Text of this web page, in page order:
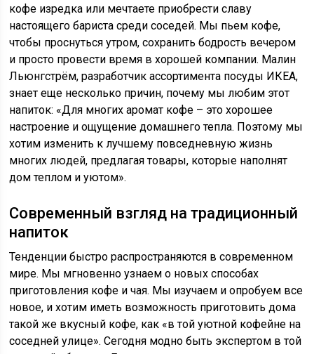
кофе изредка или мечтаете приобрести славу
настоящего бариста среди соседей. Мы пьем кофе,
чтобы проснуться утром, сохранить бодрость вечером
и просто провести время в хорошей компании. Малин
Льюнгстрём, разработчик ассортимента посуды ИКЕА,
знает еще несколько причин, почему мы любим этот
напиток: «Для многих аромат кофе – это хорошее
настроение и ощущение домашнего тепла. Поэтому мы
хотим изменить к лучшему повседневную жизнь
многих людей, предлагая товары, которые наполнят
дом теплом и уютом».
Современный взгляд на традиционный
напиток
Тенденции быстро распространяются в современном
мире. Мы мгновенно узнаем о новых способах
приготовления кофе и чая. Мы изучаем и опробуем все
новое, и хотим иметь возможность приготовить дома
такой же вкусный кофе, как «в той уютной кофейне на
соседней улице». Сегодня модно быть экспертом в той